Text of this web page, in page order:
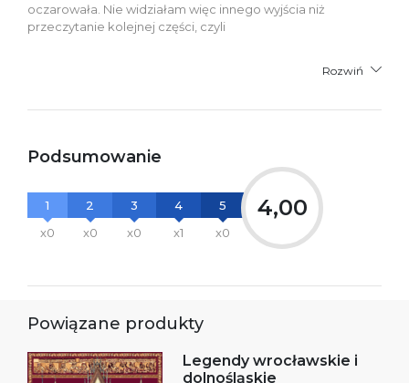
oczarowała. Nie widziałam więc innego wyjścia niż
przeczytanie kolejnej części, czyli
Rozwiń
Podsumowanie
1
x0
2
x0
3
x0
4
x1
5
x0
4,00
Powiązane produkty
Legendy wrocławskie i
dolnośląskie